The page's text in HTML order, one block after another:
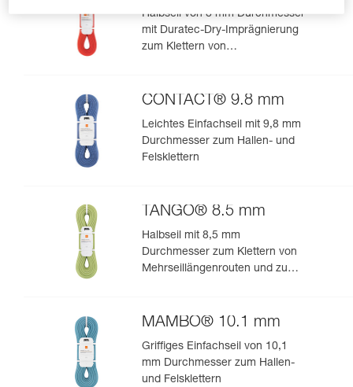
Halbseil von 8 mm Durchmesser
mit Duratec-Dry-Imprägnierung
zum Klettern von
CONTACT® 9.8 mm
Leichtes Einfachseil mit 9,8 mm
Durchmesser zum Hallen- und
Felsklettern
TANGO® 8.5 mm
Halbseil mit 8,5 mm
Durchmesser zum Klettern von
Mehrseillängenrouten und zum
MAMBO® 10.1 mm
Griffiges Einfachseil von 10,1
mm Durchmesser zum Hallen-
und Felsklettern